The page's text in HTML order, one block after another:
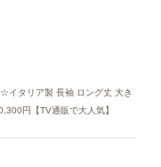
イタリア製 長袖 ロング丈 大き
円【TV通販で大人気】